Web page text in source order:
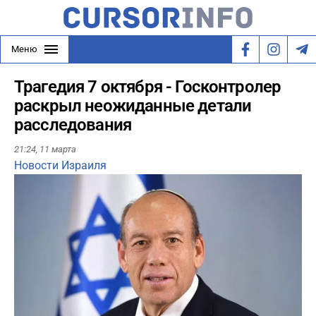
Меню
Трагедия 7 октября - Госконтролер
раскрыл неожиданные детали
расследования
21:24, 11 марта
Новости Израиля